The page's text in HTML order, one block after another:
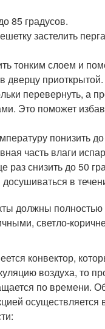
85 градусов.
застелить
тонким слоем и
дверцу приоткрытой.
перевернуть, а
Это поможет
понизить
часть влаги
раз снизить до 50
в
должны полностью
светло-
конвектор,
воздуха, то
по времени.
осуществляется